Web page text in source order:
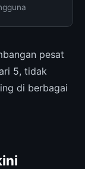
pesat
5, tidak
di berbagai